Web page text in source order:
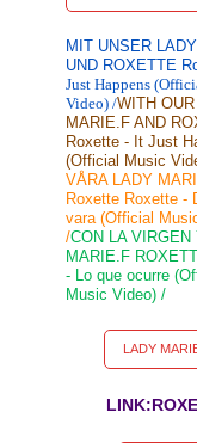
MIT UNSER
UND ROXETTE
Just Happens
Video) /WITH
MARIE.F AND
Roxette - It Just
(Official Music
VÅRA LADY
Roxette Roxette -
vara (Official
/CON LA VIRGEN
MARIE.F
- Lo que ocurre
Music Video) /
LADY